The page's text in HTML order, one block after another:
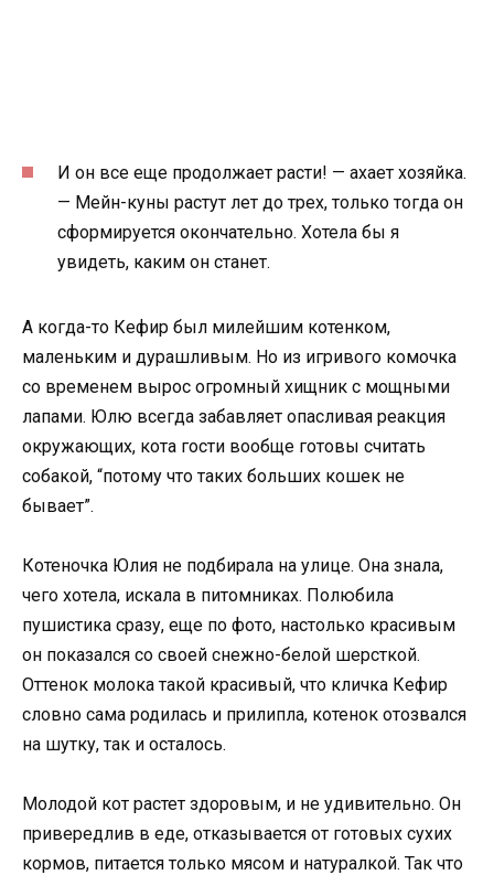
И он все еще продолжает расти! — ахает хозяйка.
— Мейн-куны растут лет до трех, только тогда он
сформируется окончательно. Хотела бы я
увидеть, каким он станет.
А когда-то Кефир был милейшим котенком,
маленьким и дурашливым. Но из игривого комочка
со временем вырос огромный хищник с мощными
лапами. Юлю всегда забавляет опасливая реакция
окружающих, кота гости вообще готовы считать
собакой, “потому что таких больших кошек не
бывает”.
Котеночка Юлия не подбирала на улице. Она знала,
чего хотела, искала в питомниках. Полюбила
пушистика сразу, еще по фото, настолько красивым
он показался со своей снежно-белой шерсткой.
Оттенок молока такой красивый, что кличка Кефир
словно сама родилась и прилипла, котенок отозвался
на шутку, так и осталось.
Молодой кот растет здоровым, и не удивительно. Он
привередлив в еде, отказывается от готовых сухих
кормов, питается только мясом и натуралкой. Так что